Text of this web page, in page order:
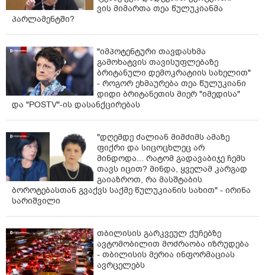
განაცხადი.
ასევე, მაინტერესებს ისევ იმ კადრებთან ერთად ხომ
არ მუშაობთ, იუსტიციის მინისტრი როცა ვიყავი და
ლომჯარიას ზოგიერთი თანამშრომელი
სპეციალიზდებოდა ე.წ. პრაგონში. ანუ შედიოდნენ
ერთ ციხეში, ვითომ უფლებებს ამოწმებდნენ,
მონიტორინგზე შედიოდნენ, გამოჰქონდათ ამბავი,
დანაბარები, მიდიოდნენ სხვა ციხეში, სხვა საკანში,
ვისთანაც დააბარეს გზავნილი და ამ ფორმით,
„პრაგონის“ ფორმით მონაწილეობდნენ ქურდული
სამყაროსა და კრიმინალური სამყაროს საქმიანობაში.
მაინტერესებს ისევ ამ ადამიანებთან ერთად მუშაობთ?
ეს რომ ვთქვი ლომჯარიას აქ მობრძანების დროს,
აპარატის მაშინდელმა თანამშრომელმა
სასამართლოში მიჩივლა, ვერაფერი დათუნია
კანფეტი ვერ დაიჭირა, მაგრამ ხომ მიჩივლა?
თავხედებისგან იყო ეს აპარატი შემდგარი.
მაინტერესებს ისევ ამ ხალხთან ერთად მუშაობთ?
ჩაატარეთ რეორგანიზაცია თუ არა? თუ ჩაატარეთ,
მაშინ რატომ ვერ ხედავთ მარიამ ლაშხის შვილებს,
რატომ ვერ დაინახეთ, რომ ლაითურის ციხე აშენდა?
ვის მიმართა თეა წულუკიანმა
პარლამენტში?
"იმპოტენტური თავდასხმა
გამოხატვის თავისუფლებაზე
ბრიტანული დემოკრატიის სახელით"
- როგორ ეხმაურება თეა წულუკიანი
დიდი ბრიტანეთის მიერ "იმედისა"
და "POSTV"-ის დასანქცირებას
"დღემდე ძალიან მიმძიმს ამაზე
ფიქრი და სიცოცხლეც არ
მინდოდა... რატომ გადავაბიჯე ჩემს
თავს იცით? მინდა, ყველამ კარგად
გაიაზროთ, რა მასშტაბის
ბოროტებასთან გვაქვს საქმე წულუკიანის სახით" - ირინა
სარიშვილი
თბილისის გარკვეულ ქუჩებზე
ავტომობილით მოძრაობა იზრუდება
- თბილისის მერია ინფორმაციას
ავრცელებს